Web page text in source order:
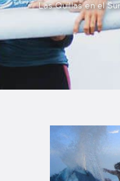
Las Quillas en el
TIENDA
WEBCAM
PEDIDOS